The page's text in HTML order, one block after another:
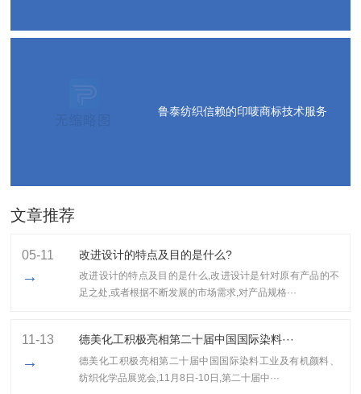
鲁泰纺织信赖的印唛商标技术服务
文章推荐
05-11
→
改进设计的特点及目的是什么?
改进设计的特点及目的是什么,改进设计是针对原有产品的不
足之处,或者根据不断发展的市场需求,对产品规格···
11-13
→
德美化工积极亮相第二十届中国国际染料···
德美化工积极亮相第二十届中国国际染料工业及有机颜料、
纺织化学品展览会,11月8日-10日,第二十届中···